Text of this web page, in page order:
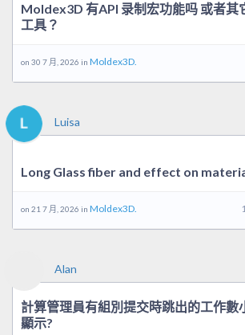
Moldex3D 有API 录制宏功能吗 或者其
工具？
on 30 7 月, 2026 in Moldex3D.
Luisa
Long Glass fiber and effect on
on 21 7 月, 2026 in Moldex3D.
Alan
計算管理員有組別提交時跳出的工作數
顯示?